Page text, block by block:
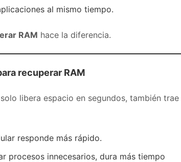
al mismo tiempo.
RAM hace la diferencia.
recuperar RAM
libera espacio en segundos, también trae
responde más rápido.
procesos innecesarios, dura más tiempo